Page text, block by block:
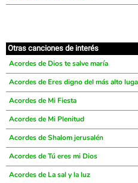
Otras canciones de interés
Acordes de Dios te salve maría
Acordes de Eres digno del más alto
Acordes de Mi Fiesta
Acordes de Mi Plenitud
Acordes de Shalom jerusalén
Acordes de Tú eres mi Dios
Acordes de La sal y la luz